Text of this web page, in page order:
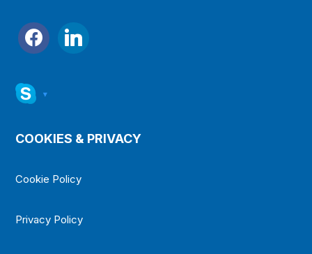
facebook linkedin
▾
COOKIES & PRIVACY
Cookie Policy
Privacy Policy